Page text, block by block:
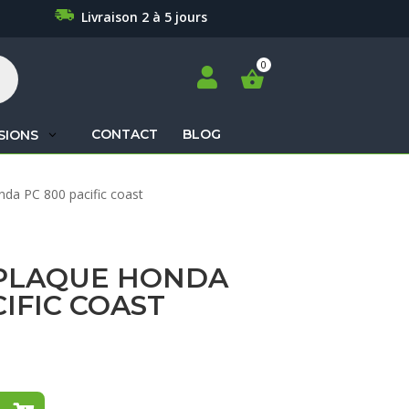
Livraison 2 à 5 jours

CONTACT BLOG
de
PC 800 pacific coast
HONDA
COAST